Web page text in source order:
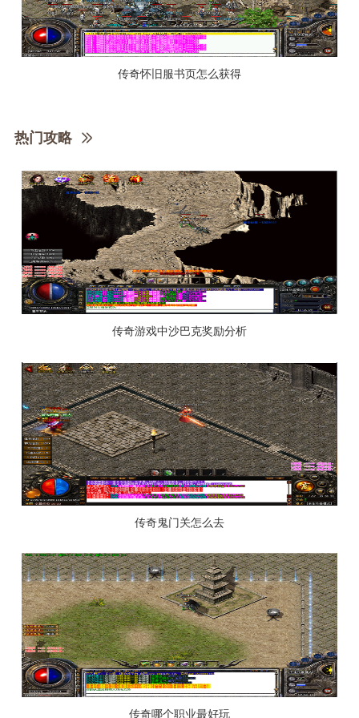
传奇怀旧服书页怎么获得
热门攻略
传奇游戏中沙巴克奖励分析
传奇鬼门关怎么去
传奇哪个职业最好玩